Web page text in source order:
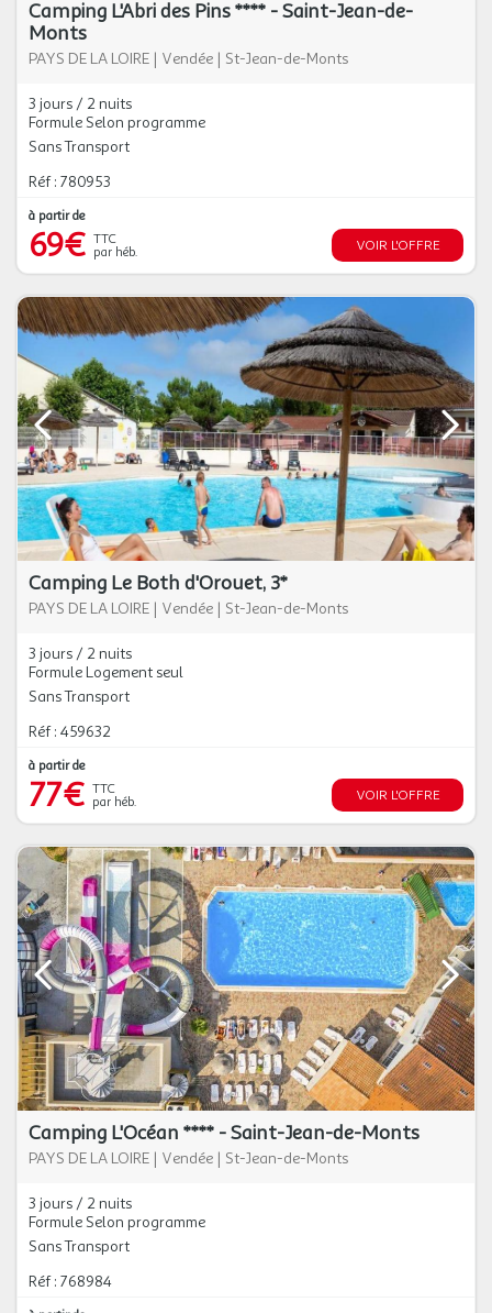
Camping L'Abri des Pins **** - Saint-Jean-de-
Monts
PAYS DE LA LOIRE | Vendée | St-Jean-de-Monts
3 jours / 2 nuits
Formule Selon programme
Sans Transport
Réf : 780953
à partir de
69€ TTC
par héb.
VOIR L'OFFRE
Camping Le Both d'Orouet, 3*
PAYS DE LA LOIRE | Vendée | St-Jean-de-Monts
3 jours / 2 nuits
Formule Logement seul
Sans Transport
Réf : 459632
à partir de
77€ TTC
par héb.
VOIR L'OFFRE
Camping L'Océan **** - Saint-Jean-de-Monts
PAYS DE LA LOIRE | Vendée | St-Jean-de-Monts
3 jours / 2 nuits
Formule Selon programme
Sans Transport
Réf : 768984